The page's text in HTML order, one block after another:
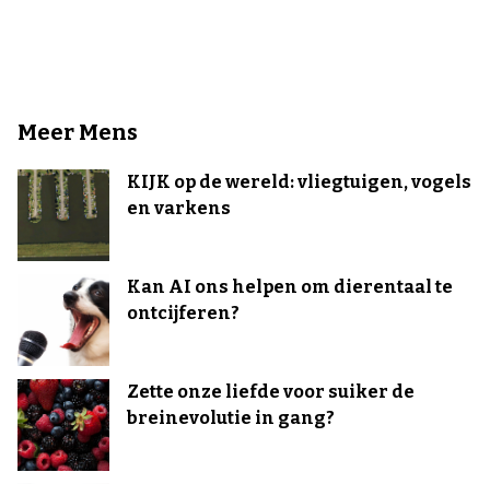
Meer Mens
KIJK op de wereld: vliegtuigen, vogels
en varkens
Kan AI ons helpen om dierentaal te
ontcijferen?
Zette onze liefde voor suiker de
breinevolutie in gang?